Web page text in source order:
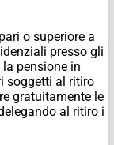
o superiore a
presso gli
pensione in
soggetti al ritiro
gratuitamente le
al ritiro i